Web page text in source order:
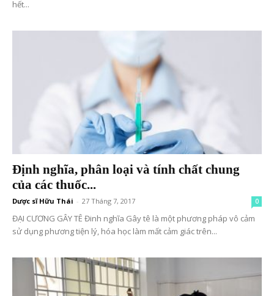
hết...
Định nghĩa, phân loại và tính chất chung
của các thuốc...
Dược sĩ Hữu Thái - 27 Tháng 7, 2017 0
ĐẠI CƯƠNG GÂY TÊ Đinh nghĩa Gây tê là một phương pháp vô cảm
sử dụng phương tiện lý, hóa học làm mất cảm giác trên...